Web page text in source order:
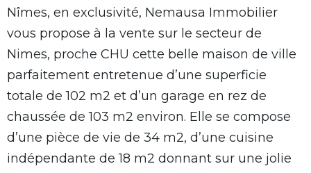
Nîmes, en exclusivité, Nemausa Immobilier
vous propose à la vente sur le secteur de
Nimes, proche CHU cette belle maison de ville
parfaitement entretenue d’une superficie
totale de 102 m2 et d’un garage en rez de
chaussée de 103 m2 environ. Elle se compose
d’une pièce de vie de 34 m2, d’une cuisine
indépendante de 18 m2 donnant sur une jolie